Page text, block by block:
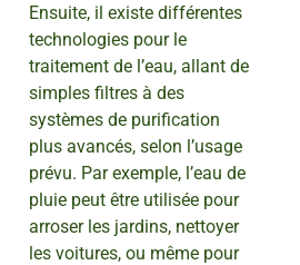
Ensuite, il existe différentes
technologies pour le
traitement de l’eau, allant de
simples filtres à des
systèmes de purification
plus avancés, selon l’usage
prévu. Par exemple, l’eau de
pluie peut être utilisée pour
arroser les jardins, nettoyer
les voitures, ou même pour